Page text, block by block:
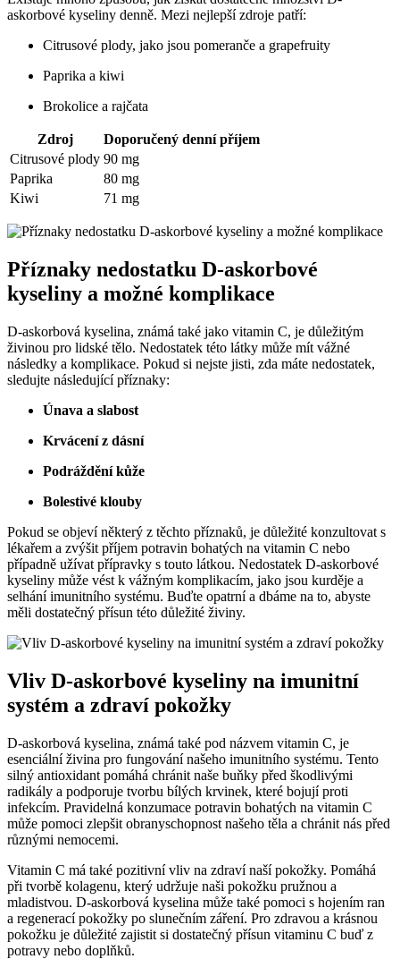
askorbové kyseliny denně. Mezi nejlepší zdroje patří:
Citrusové plody, jako jsou pomeranče a grapefruity
Paprika a kiwi
Brokolice a rajčata
Zdroj
Doporučený denní příjem
Citrusové plody 90 mg
Paprika
80 mg
Kiwi
71 mg
Příznaky nedostatku D-askorbové
kyseliny a možné komplikace
D-askorbová kyselina, známá také jako vitamin C, je důležitým
živinou pro lidské tělo. Nedostatek této látky může mít vážné
následky a komplikace. Pokud si nejste jisti, zda máte nedostatek,
sledujte následující příznaky:
Únava a slabost
Krvácení z dásní
Podráždění kůže
Bolestivé klouby
Pokud se objeví některý z těchto příznaků, je důležité konzultovat s
lékařem a zvýšit příjem potravin bohatých na vitamin C nebo
případně užívat přípravky s touto látkou. Nedostatek D-askorbové
kyseliny může vést k vážným komplikacím, jako jsou kurděje a
selhání imunitního systému. Buďte opatrní a dbáme na to, abyste
měli dostatečný přísun této důležité živiny.
Vliv D-askorbové kyseliny na imunitní
systém a zdraví pokožky
D-askorbová kyselina, známá také pod názvem vitamin C, je
esenciální živina pro fungování našeho imunitního systému. Tento
silný antioxidant pomáhá chránit naše buňky před škodlivými
radikály a podporuje tvorbu bílých krvinek, které bojují proti
infekcím. Pravidelná konzumace potravin bohatých na vitamin C
může pomoci zlepšit obranyschopnost našeho těla a chránit nás před
různými nemocemi.
Vitamin C má také pozitivní vliv na zdraví naší pokožky. Pomáhá
při tvorbě kolagenu, který udržuje naši pokožku pružnou a
mladistvou. D-askorbová kyselina může také pomoci s hojením ran
a regenerací pokožky po slunečním záření. Pro zdravou a krásnou
pokožku je důležité zajistit si dostatečný přísun vitaminu C buď z
potravy nebo doplňků.